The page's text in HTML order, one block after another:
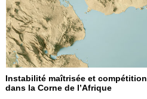
Instabilité maîtrisée et compétition
dans la Corne de l’Afrique